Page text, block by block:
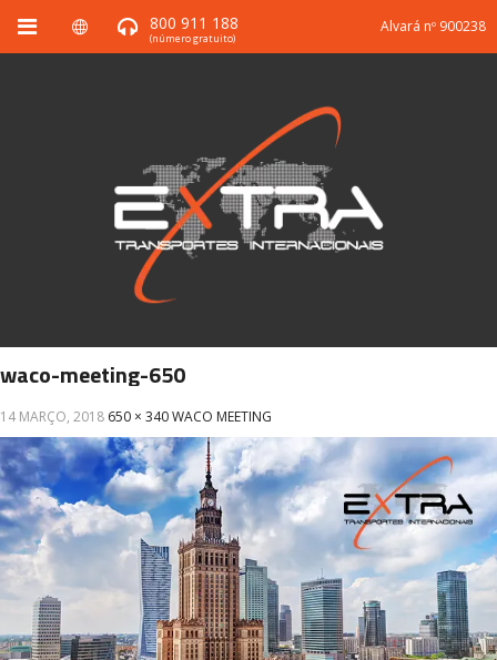
800 911 188
(número gratuito)
Alvará nº 900238
waco-meeting-650
14 MARÇO, 2018 650 × 340WACO MEETING